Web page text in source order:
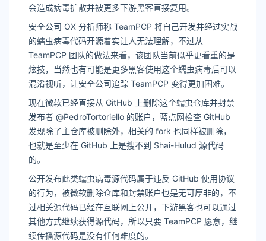
会造成病毒扩散并被更多下游黑客直接复用。
安全公司 OX 分析师称 TeamPCP 将自己开发并经过实战
的蠕虫病毒代码开源着实让人无法理解，不过从
TeamPCP 团队的做法来看，该团队当前似乎更看重的是
炫技，当然也有可能是更多黑客使用这个蠕虫病毒后可以
混淆视听，让安全公司追踪 TeamPCP 变得更加困难。
现在微软已经直接从 GitHub 上删除这个蠕虫仓库并封禁
发布者 @PedroTortoriello 的账户，蓝点网检查 GitHub
发现除了主仓库被删除外，相关的 fork 也同样被删除，
也就是至少在 GitHub 上是搜不到 Shai-Hulud 源代码
的。
公开发布此类蠕虫病毒源代码属于违反 GitHub 使用协议
的行为，被微软删除仓库和封禁账户也是无可厚非的，不
过相关源代码已经在互联网上公开，下游黑客也可以通过
其他方式继续获得源代码，所以只要 TeamPCP 愿意，继
续传播源代码是没有任何难度的。